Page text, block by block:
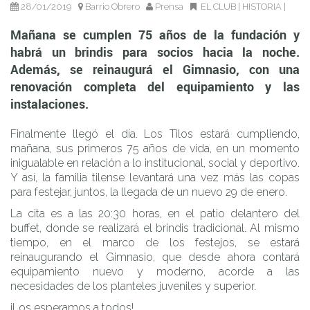
del equipamiento y las instalaciones.
28/01/2019 Barrio Obrero Prensa EL CLUB| HISTORIA |
Mañana se cumplen 75 años de la fundación y
habrá un brindis para socios hacia la noche.
Además, se reinaugurá el Gimnasio, con una
renovación completa del equipamiento y las
instalaciones.
Finalmente llegó el día. Los Tilos estará cumpliendo,
mañana, sus primeros 75 años de vida, en un momento
inigualable en relación a lo institucional, social y deportivo.
Y así, la familia tilense levantará una vez más las copas
para festejar, juntos, la llegada de un nuevo 29 de enero.
La cita es a las 20:30 horas, en el patio delantero del
buffet, donde se realizará el brindis tradicional. Al mismo
tiempo, en el marco de los festejos, se estará
reinaugurando el Gimnasio, que desde ahora contará
equipamiento nuevo y moderno, acorde a las
necesidades de los planteles juveniles y superior.